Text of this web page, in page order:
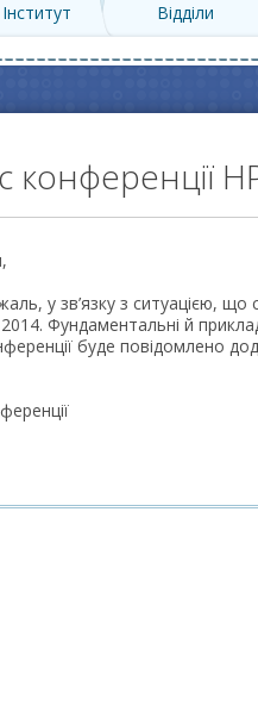
Відділи
конференції
у зв’язку з ситуацією,
Фундаментальні й
буде повідомлено